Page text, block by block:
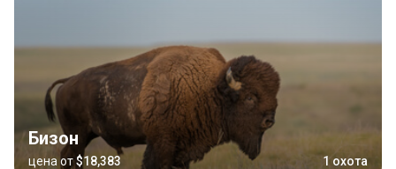
Бизон
цена от$18,383 1 охота